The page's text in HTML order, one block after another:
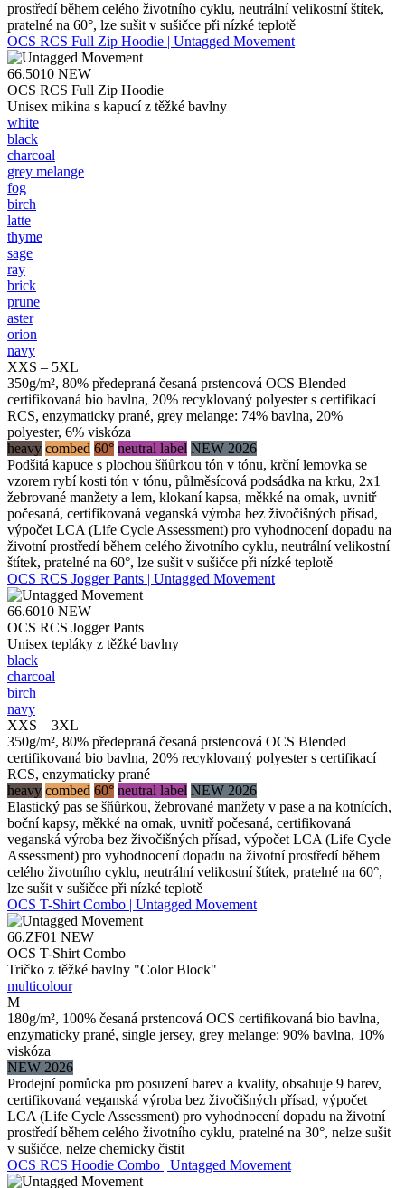
prostředí během celého životního cyklu, neutrální velikostní štítek,
pratelné na 60°, lze sušit v sušičce při nízké teplotě
OCS RCS Full Zip Hoodie | Untagged Movement
66.5010 NEW
OCS RCS Full Zip Hoodie
Unisex mikina s kapucí z těžké bavlny
white
black
charcoal
grey melange
fog
birch
latte
thyme
sage
ray
brick
prune
aster
orion
navy
XXS – 5XL
350g/m², 80% předepraná česaná prstencová OCS Blended
certifikovaná bio bavlna, 20% recyklovaný polyester s certifikací
RCS, enzymaticky prané, grey melange: 74% bavlna, 20%
polyester, 6% viskóza
heavy combed 60° neutral label NEW 2026
Podšitá kapuce s plochou šňůrkou tón v tónu, krční lemovka se
vzorem rybí kosti tón v tónu, půlměsícová podsádka na krku, 2x1
žebrované manžety a lem, klokaní kapsa, měkké na omak, uvnitř
počesaná, certifikovaná veganská výroba bez živočišných přísad,
výpočet LCA (Life Cycle Assessment) pro vyhodnocení dopadu na
životní prostředí během celého životního cyklu, neutrální velikostní
štítek, pratelné na 60°, lze sušit v sušičce při nízké teplotě
OCS RCS Jogger Pants | Untagged Movement
66.6010 NEW
OCS RCS Jogger Pants
Unisex tepláky z těžké bavlny
black
charcoal
birch
navy
XXS – 3XL
350g/m², 80% předepraná česaná prstencová OCS Blended
certifikovaná bio bavlna, 20% recyklovaný polyester s certifikací
RCS, enzymaticky prané
heavy combed 60° neutral label NEW 2026
Elastický pas se šňůrkou, žebrované manžety v pase a na kotnících,
boční kapsy, měkké na omak, uvnitř počesaná, certifikovaná
veganská výroba bez živočišných přísad, výpočet LCA (Life Cycle
Assessment) pro vyhodnocení dopadu na životní prostředí během
celého životního cyklu, neutrální velikostní štítek, pratelné na 60°,
lze sušit v sušičce při nízké teplotě
OCS T-Shirt Combo | Untagged Movement
66.ZF01 NEW
OCS T-Shirt Combo
Tričko z těžké bavlny "Color Block"
multicolour
M
180g/m², 100% česaná prstencová OCS certifikovaná bio bavlna,
enzymaticky prané, single jersey, grey melange: 90% bavlna, 10%
viskóza
NEW 2026
Prodejní pomůcka pro posuzení barev a kvality, obsahuje 9 barev,
certifikovaná veganská výroba bez živočišných přísad, výpočet
LCA (Life Cycle Assessment) pro vyhodnocení dopadu na životní
prostředí během celého životního cyklu, pratelné na 30°, nelze sušit
v sušičce, nelze chemicky čistit
OCS RCS Hoodie Combo | Untagged Movement